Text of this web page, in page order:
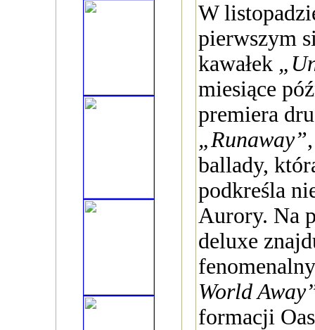
W
pierwszym
kawałek
miesiące
premiera
„Runaway”
ballady,
podkreśla
Aurory. Na
deluxe
World
formacji